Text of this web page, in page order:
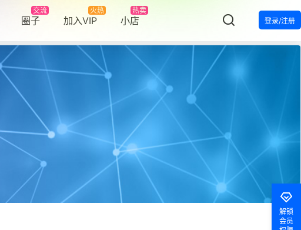
登录/注册
圈子
交流
加入VIP
火热
小店
热卖
解锁
会员
罗杰 发布圈子
罗杰 证书名称：Etisalat – Emirates Telecommunications Corporation 状态：正常